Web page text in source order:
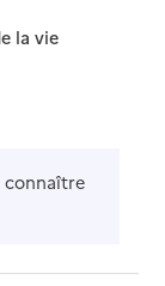
la vie
connaître